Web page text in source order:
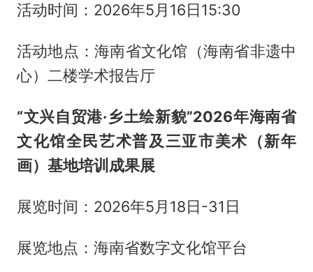
活动时间：2026年5月16日15:30
活动地点：海南省文化馆（海南省非遗中
心）二楼学术报告厅
“文兴自贸港·乡土绘新貌”2026年海南省
文化馆全民艺术普及三亚市美术（新年
画）基地培训成果展
展览时间：2026年5月18日-31日
展览地点：海南省数字文化馆平台